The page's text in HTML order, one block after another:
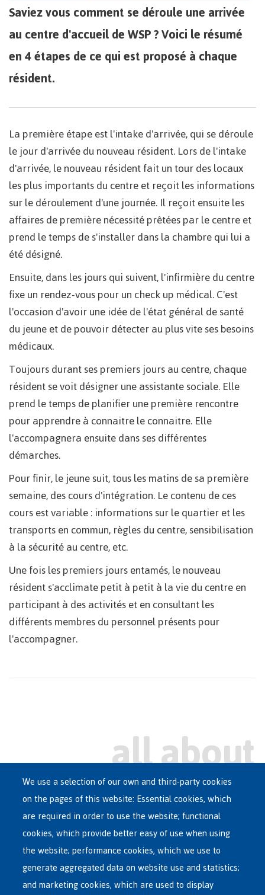
Saviez vous comment se déroule une arrivée
au centre d'accueil de WSP ? Voici le résumé
en 4 étapes de ce qui est proposé à chaque
résident.
La première étape est l'intake d'arrivée, qui se déroule
le jour d'arrivée du nouveau résident. Lors de l'intake
d'arrivée, le nouveau résident fait un tour des locaux
les plus importants du centre et reçoit les informations
sur le déroulement d'une journée. Il reçoit ensuite les
affaires de première nécessité prêtées par le centre et
prend le temps de s'installer dans la chambre qui lui a
été désigné.
Ensuite, dans les jours qui suivent, l'infirmière du centre
fixe un rendez-vous pour un check up médical. C'est
l'occasion d'avoir une idée de l'état général de santé
du jeune et de pouvoir détecter au plus vite ses besoins
médicaux.
Toujours durant ses premiers jours au centre, chaque
résident se voit désigner une assistante sociale. Elle
prend le temps de planifier une première rencontre
pour apprendre à connaitre le connaitre. Elle
l'accompagnera ensuite dans ses différentes
démarches.
Pour finir, le jeune suit, tous les matins de sa première
semaine, des cours d'intégration. Le contenu de ces
cours est variable : informations sur le quartier et les
transports en commun, règles du centre, sensibilisation
à la sécurité au centre, etc.
Une fois les premiers jours entamés, le nouveau
résident s'acclimate petit à petit à la vie du centre en
participant à des activités et en consultant les
différents membres du personnel présents pour
l'accompagner.
Main
menu
ASYLUM IN BELGIUM
RECEPTION CENTRES
VOLUNTARY RETURN
INTERNATIONAL
We use a selection of our own and third-party cookies
on the pages of this website: Essential cookies, which
are required in order to use the website; functional
cookies, which provide better easy of use when using
the website; performance cookies, which we use to
generate aggregated data on website use and statistics;
and marketing cookies, which are used to display